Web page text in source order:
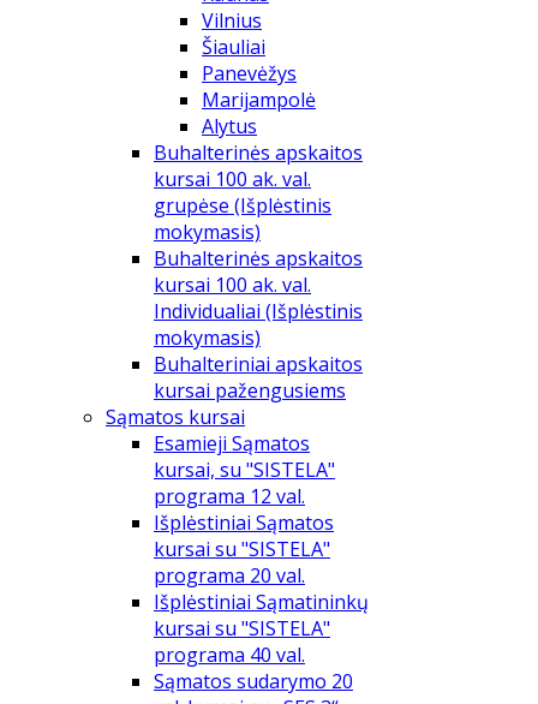
Vilnius
Šiauliai
Panevėžys
Marijampolė
Alytus
Buhalterinės apskaitos
kursai 100 ak. val.
grupėse (Išplėstinis
mokymasis)
Buhalterinės apskaitos
kursai 100 ak. val.
Individualiai (Išplėstinis
mokymasis)
Buhalteriniai apskaitos
kursai pažengusiems
Sąmatos kursai
Esamieji Sąmatos
kursai, su "SISTELA"
programa 12 val.
Išplėstiniai Sąmatos
kursai su "SISTELA"
programa 20 val.
Išplėstiniai Sąmatininkų
kursai su "SISTELA"
programa 40 val.
Sąmatos sudarymo 20